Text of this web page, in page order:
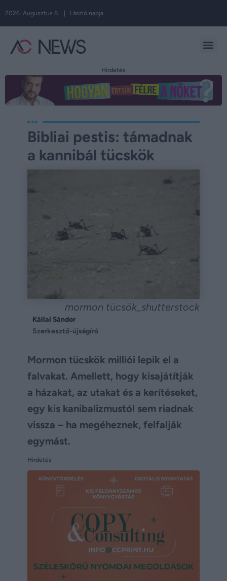
2026. Augusztus 8. | László napja
Hirdetés
Bibliai pestis: támadnak
a kannibál tücskök
mormon tücsök_shutterstock
Kállai Sándor
Szerkesztő-újságíró
Mormon tücskök milliói lepik el a
falvakat. Amellett, hogy kisajátítják
a házakat, az utakat és a kerítéseket,
egy kis kanibalizmustól sem riadnak
vissza – ha megéheznek, felfalják
egymást.
Hirdetés